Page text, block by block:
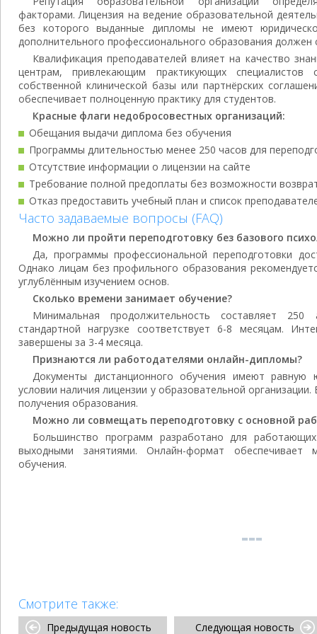
факторами. Лицензия на ведение образовательной
без которого выданные дипломы не имеют
дополнительного профессионального образования должен
Квалификация преподавателей влияет на качество
центрам, привлекающим практикующих
собственной клинической базы или партнёрских
обеспечивает полноценную практику для студентов.
Красные флаги недобросовестных организаций:
Обещания выдачи диплома без обучения
Программы длительностью менее 250 часов для
Отсутствие информации о лицензии на сайте
Требование полной предоплаты без возможности
Отказ предоставить учебный план и список
Часто задаваемые вопросы (FAQ)
Можно ли пройти переподготовку без базового
Да, программы профессиональной переподготовки
Однако лицам без профильного образования
углублённым изучением основ.
Сколько времени занимает обучение?
Минимальная продолжительность составляет
стандартной нагрузке соответствует 6-8 месяцам.
завершены за 3-4 месяца.
Признаются ли работодателями онлайн-дипломы?
Документы дистанционного обучения имеют
условии наличия лицензии у образовательной
получения образования.
Можно ли совмещать переподготовку с основной
Большинство программ разработано для
выходными занятиями. Онлайн-формат обеспечивает
обучения.
Смотрите также:
Предыдущая новость Следующая новость